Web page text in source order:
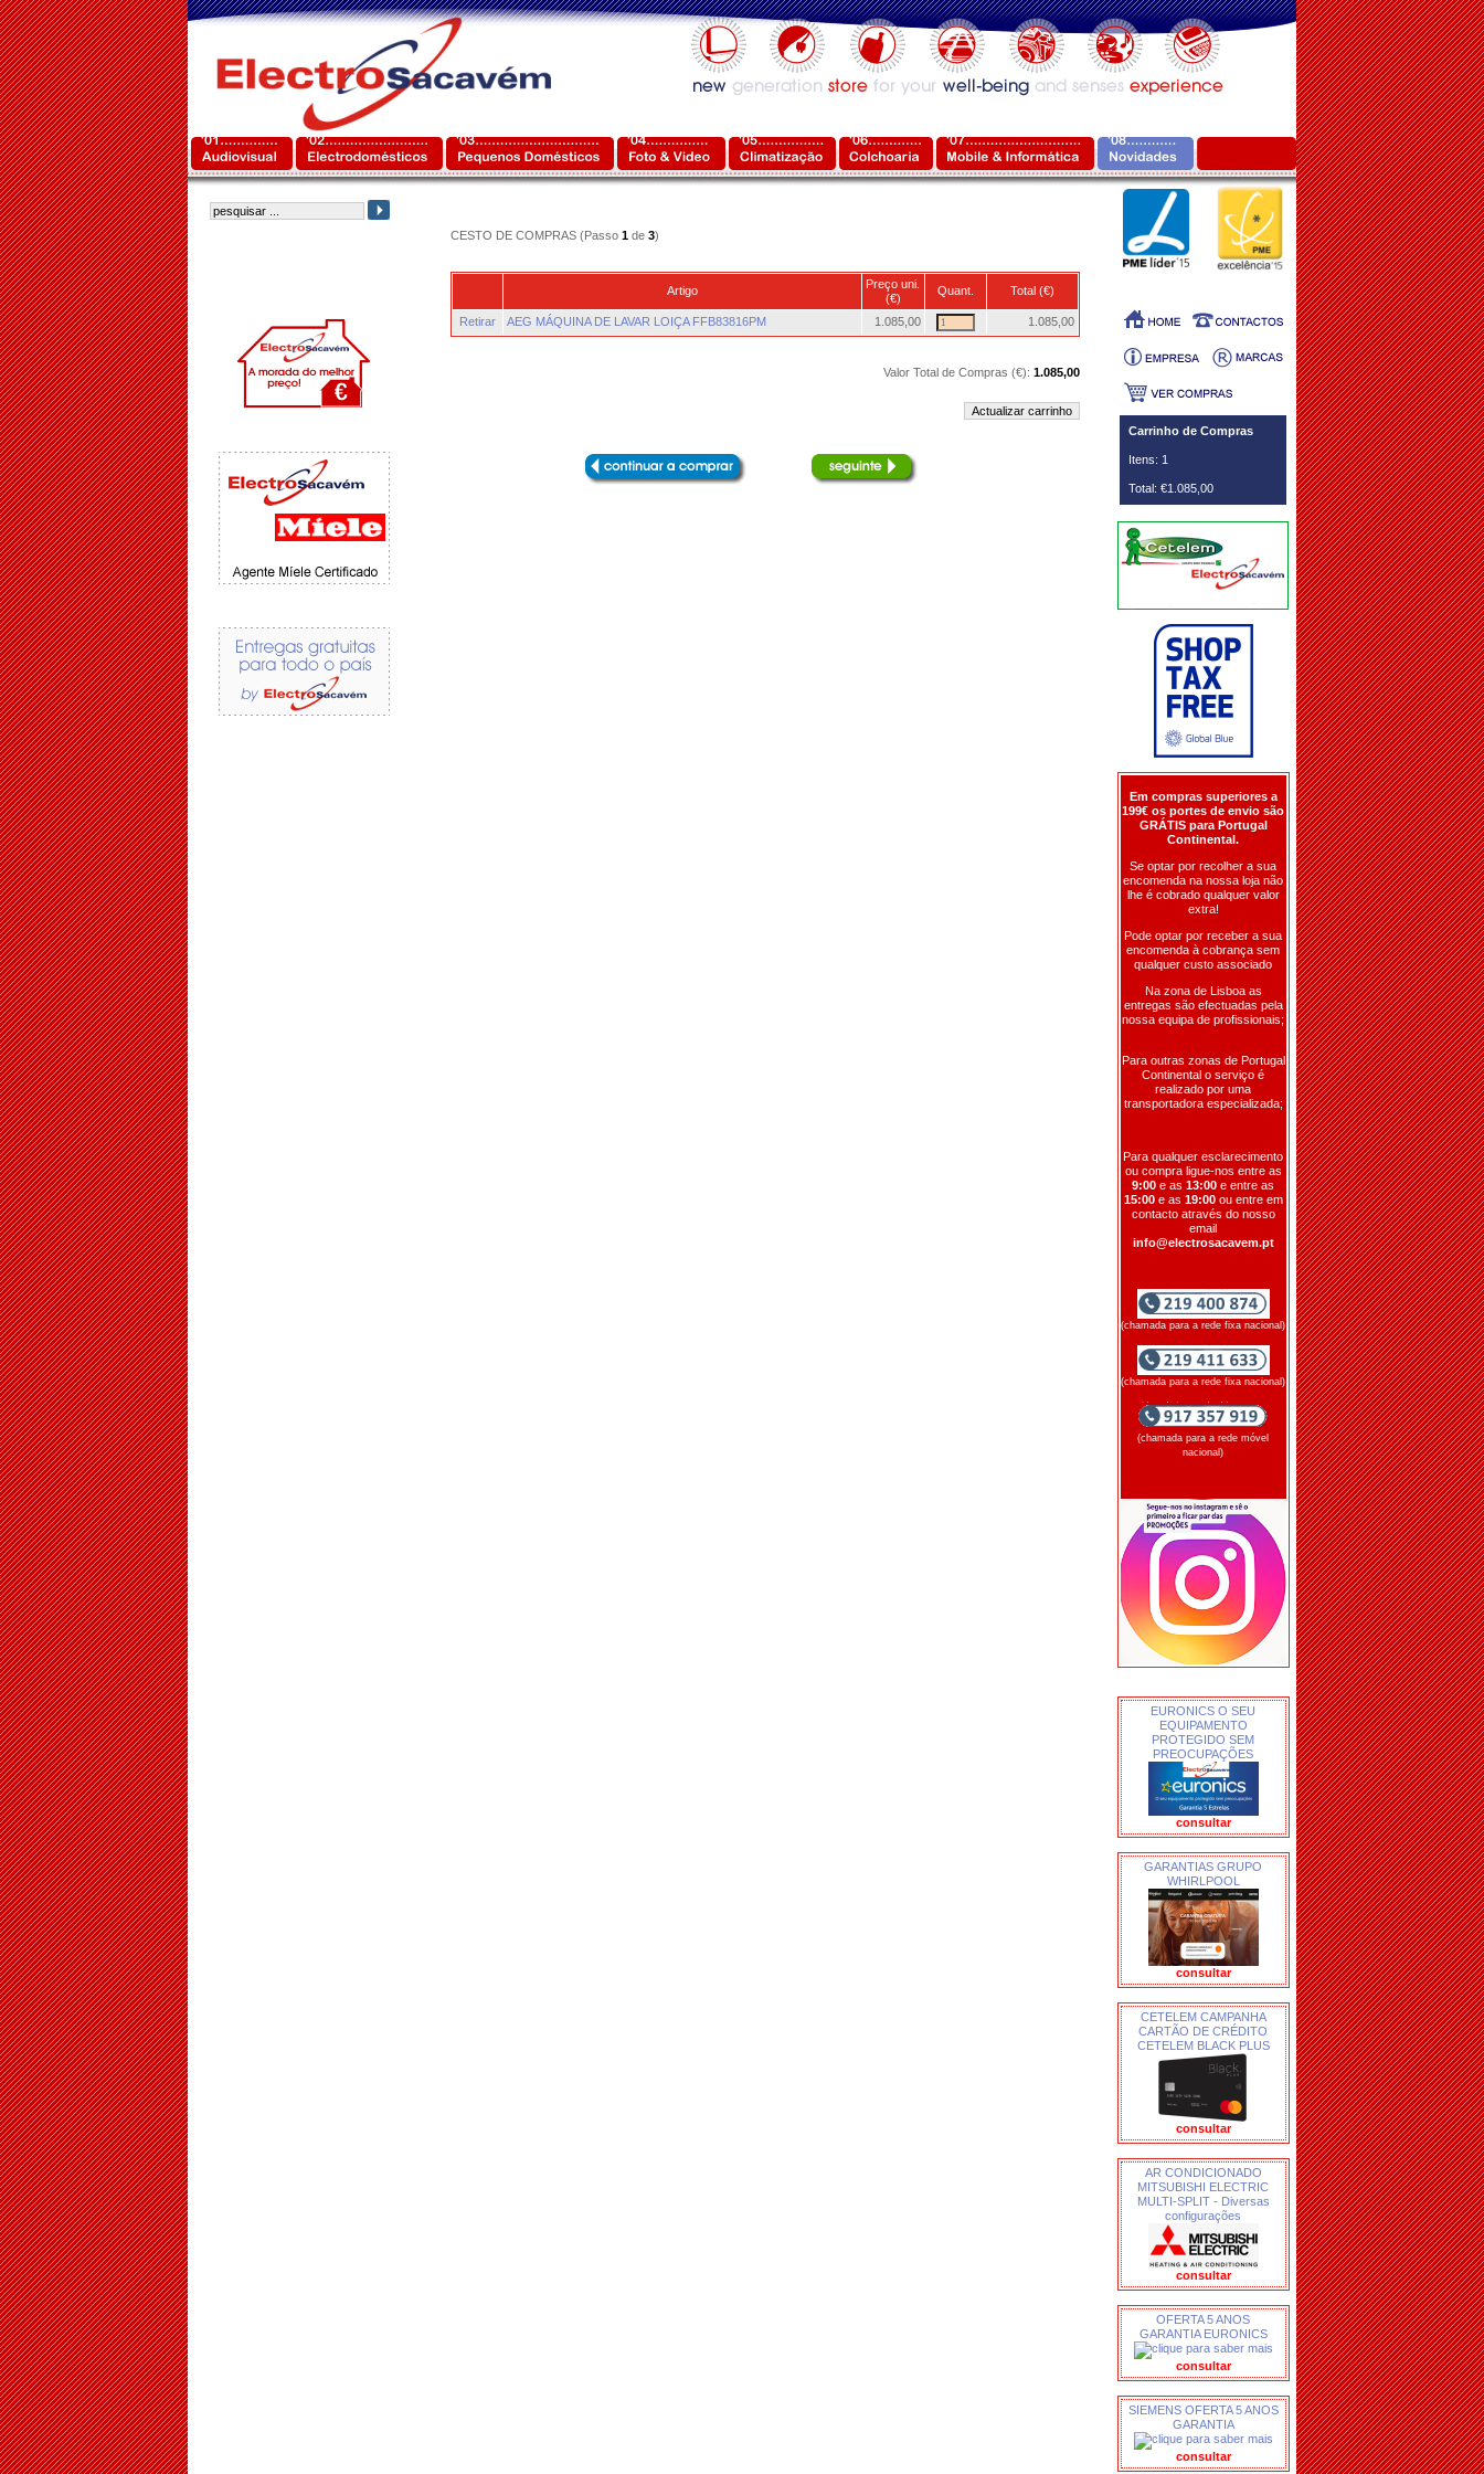
CESTO DE COMPRAS (Passo 1de 3)
Artigo
Preço uni.
(€)
Quant. Total (€)
Retirar AEG MÁQUINA DE LAVAR LOIÇA FFB83816PM 1.085,00 1.085,00
Valor Total de Compras (€): 1.085,00
Actualizar carrinho
Carrinho de Compras
Itens: 1
Total: €1.085,00
Em compras superiores a
199€ os portes de envio são
GRÁTIS para Portugal
Continental.
Se optar por recolher a sua
encomenda na nossa loja não
lhe é cobrado qualquer valor
extra!
Pode optar por receber a sua
encomenda à cobrança sem
qualquer custo associado
Na zona de Lisboa as
entregas são efectuadas pela
nossa equipa de profissionais;
Para outras zonas de Portugal
Continental o serviço é
realizado por uma
transportadora especializada;
Para qualquer esclarecimento
ou compra ligue-nos entre as
9:00 e as 13:00 e entre as
15:00e as 19:00 ou entre em
contacto através do nosso
email
info@electrosacavem.pt
(chamada para a rede fixa nacional)
(chamada para a rede fixa nacional)
(chamada para a rede móvel
nacional)
EURONICS O SEU
EQUIPAMENTO
PROTEGIDO SEM
PREOCUPAÇÕES
consultar
GARANTIAS GRUPO
WHIRLPOOL
consultar
CETELEM CAMPANHA
CARTÃO DE CRÉDITO
CETELEM BLACK PLUS
consultar
AR CONDICIONADO
MITSUBISHI ELECTRIC
MULTI-SPLIT - Diversas
configurações
consultar
OFERTA 5 ANOS
GARANTIA EURONICS
consultar
SIEMENS OFERTA 5 ANOS
GARANTIA
consultar